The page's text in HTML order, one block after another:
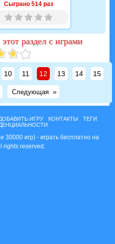
Сыграно 514 раз
раздел с играми
10 11 12 13 14 15
Следующая »
ИГРУ КОНТАКТЫ
ТЕГИ
игр) - играть бесплатно на
rights reserved.